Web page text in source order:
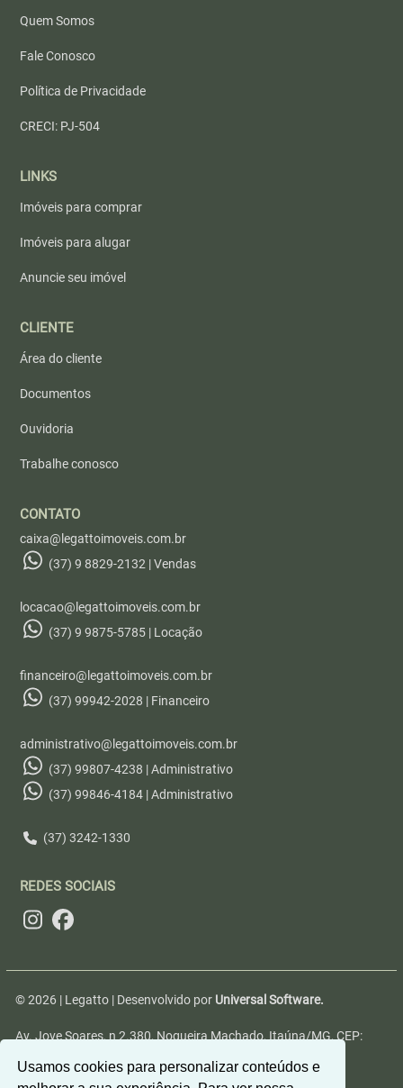
Usamos cookies para personalizar conteúdos e
Quem Somos
Fale Conosco
Política de Privacidade
CRECI: PJ-504
LINKS
Imóveis para comprar
Imóveis para alugar
Anuncie seu imóvel
CLIENTE
Área do cliente
Documentos
Ouvidoria
Trabalhe conosco
CONTATO
caixa@legattoimoveis.com.br
(37) 9 8829-2132 | Vendas
locacao@legattoimoveis.com.br
(37) 9 9875-5785 | Locação
financeiro@legattoimoveis.com.br
(37) 99942-2028 | Financeiro
administrativo@legattoimoveis.com.br
(37) 99807-4238 | Administrativo
(37) 99846-4184 | Administrativo
(37) 3242-1330
REDES SOCIAIS
© 2026 | Legatto | Desenvolvido por Universal Software.
Av. Jove Soares, n 2.380, Nogueira Machado, Itaúna/MG, CEP: